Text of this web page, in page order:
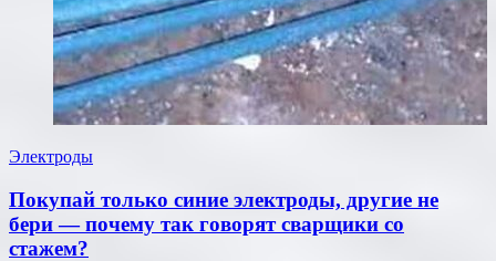
Электроды
Покупай только синие электроды, другие не
бери — почему так говорят сварщики со
стажем?